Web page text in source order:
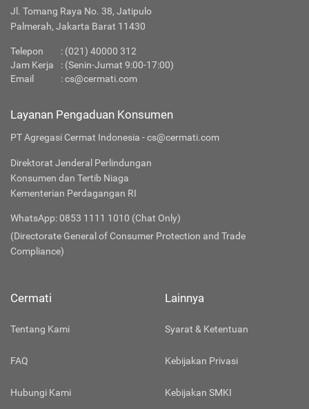
Jl. Tomang Raya No. 38, Jatipulo
Palmerah, Jakarta Barat 11430
Telepon
: (021) 40000 312
Jam Kerja
: (Senin-Jumat 9:00-17:00)
Email
:cs@cermati.com
Layanan Pengaduan Konsumen
PT Agregasi Cermat Indonesia - cs@cermati.com
Direktorat Jenderal Perlindungan
Konsumen dan Tertib Niaga
Kementerian Perdagangan RI
WhatsApp: 0853 1111 1010 (Chat Only)
(Directorate General of Consumer Protection and Trade
Compliance)
Cermati
Tentang Kami
FAQ
Hubungi Kami
Lainnya
Syarat & Ketentuan
Kebijakan Privasi
Kebijakan SMKI